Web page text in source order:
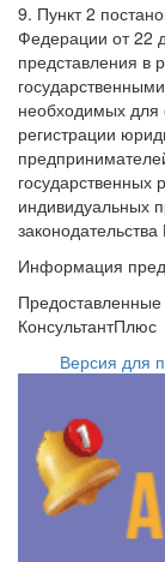
9. Пункт 2
Федерации от 22
представления в
необходимых для
регистрации
государственных
индивидуальных
Информация
КонсультантПлюс
Версия для